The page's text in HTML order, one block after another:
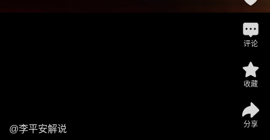
@李平安解说
评论
收藏
分享